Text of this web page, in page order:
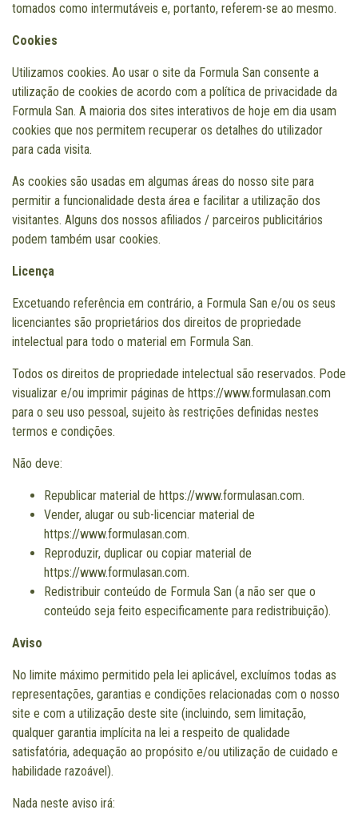
tomados como intermutáveis e, portanto, referem-se ao mesmo.
Cookies
Utilizamos cookies. Ao usar o site da Formula San consente a
utilização de cookies de acordo com a política de privacidade da
Formula San. A maioria dos sites interativos de hoje em dia usam
cookies que nos permitem recuperar os detalhes do utilizador
para cada visita.
As cookies são usadas em algumas áreas do nosso site para
permitir a funcionalidade desta área e facilitar a utilização dos
visitantes. Alguns dos nossos afiliados / parceiros publicitários
podem também usar cookies.
Licença
Excetuando referência em contrário, a Formula San e/ou os seus
licenciantes são proprietários dos direitos de propriedade
intelectual para todo o material em Formula San.
Todos os direitos de propriedade intelectual são reservados. Pode
visualizar e/ou imprimir páginas de https://www.formulasan.com
para o seu uso pessoal, sujeito às restrições definidas nestes
termos e condições.
Não deve:
Republicar material de https://www.formulasan.com.
Vender, alugar ou sub-licenciar material de
https://www.formulasan.com.
Reproduzir, duplicar ou copiar material de
https://www.formulasan.com.
Redistribuir conteúdo de Formula San (a não ser que o
conteúdo seja feito especificamente para redistribuição).
Aviso
No limite máximo permitido pela lei aplicável, excluímos todas as
representações, garantias e condições relacionadas com o nosso
site e com a utilização deste site (incluindo, sem limitação,
qualquer garantia implícita na lei a respeito de qualidade
satisfatória, adequação ao propósito e/ou utilização de cuidado e
habilidade razoável).
Nada neste aviso irá: